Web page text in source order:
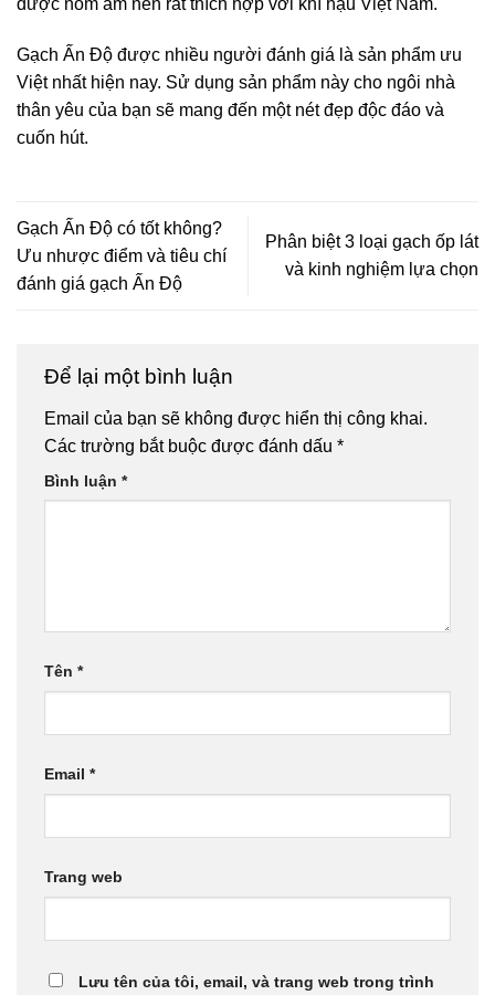
được nồm ẩm nên rất thích hợp với khí hậu Việt Nam.
Gạch Ấn Độ được nhiều người đánh giá là sản phẩm ưu
Việt nhất hiện nay. Sử dụng sản phẩm này cho ngôi nhà
thân yêu của bạn sẽ mang đến một nét đẹp độc đáo và
cuốn hút.
Gạch Ấn Độ có tốt không?
Ưu nhược điểm và tiêu chí
đánh giá gạch Ấn Độ
Phân biệt 3 loại gạch ốp lát
và kinh nghiệm lựa chọn
Để lại một bình luận
Email của bạn sẽ không được hiển thị công khai.
Các trường bắt buộc được đánh dấu *
Bình luận *
Tên *
Email *
Trang web
Lưu tên của tôi, email, và trang web trong trình